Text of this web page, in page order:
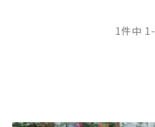
1件中 1 -